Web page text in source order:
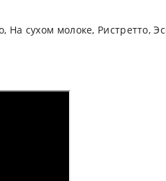
сухом молоке, Ристретто,